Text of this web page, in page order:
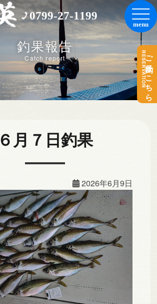
0799-27-1199
ご予約はこちら
RESERVATION
釣果報告
Catch report
６月７日釣果
2026年6月9日